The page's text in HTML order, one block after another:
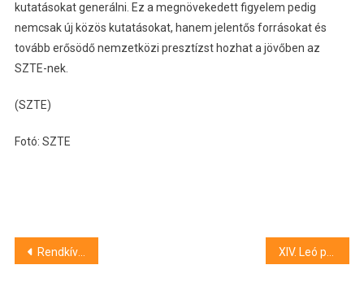
kutatásokat generálni. Ez a megnövekedett figyelem pedig
nemcsak új közös kutatásokat, hanem jelentős forrásokat és
tovább erősödő nemzetközi presztízst hozhat a jövőben az
SZTE-nek.
(SZTE)
Fotó: SZTE
Bejegyzés
Rendkívüli parlamenti ülést kezdeményezett a kormány XIV. Leó pápa felavatta a Sagrada Familia-bazilika Jézus Krisztusról elnevezett tornyát